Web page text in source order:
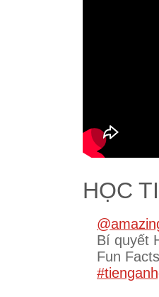
HỌC
Bí quyết
Fun